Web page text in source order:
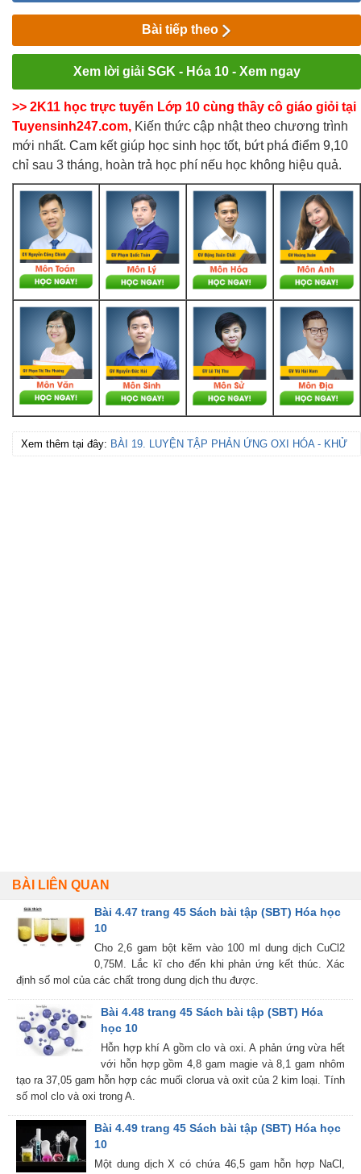
Bài tiếp theo
Xem lời giải SGK - Hóa 10 - Xem ngay
>> 2K11 học trực tuyến Lớp 10 cùng thầy cô giáo giỏi tại
Tuyensinh247.com, Kiến thức cập nhật theo chương trình
mới nhất. Cam kết giúp học sinh học tốt, bứt phá điểm 9,10
chỉ sau 3 tháng, hoàn trả học phí nếu học không hiệu quả.
Xem thêm tại đây: BÀI 19. LUYỆN TẬP PHẢN ỨNG OXI HÓA - KHỬ
BÀI LIÊN QUAN
Bài 4.47 trang 45 Sách bài tập (SBT) Hóa học
10
Cho 2,6 gam bột kẽm vào 100 ml dung dịch CuCl2
0,75M. Lắc kĩ cho đến khi phản ứng kết thúc. Xác
định số mol của các chất trong dung dịch thu được.
Bài 4.48 trang 45 Sách bài tập (SBT) Hóa
học 10
Hỗn hợp khí A gồm clo và oxi. A phản ứng vừa hết
với hỗn hợp gồm 4,8 gam magie và 8,1 gam nhôm
tạo ra 37,05 gam hỗn hợp các muối clorua và oxit của 2 kim loại. Tính
số mol clo và oxi trong A.
Bài 4.49 trang 45 Sách bài tập (SBT) Hóa học
10
Một dung dịch X có chứa 46,5 gam hỗn hợp NaCl,